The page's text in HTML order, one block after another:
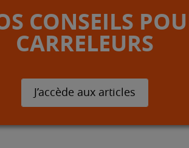
CONSEILS
CARRELEURS
J’accède aux articles